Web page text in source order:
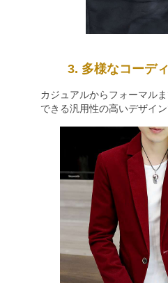
3. 多様なコーデ
カジュアルからフォーマル
できる汎用性の高いデザイン